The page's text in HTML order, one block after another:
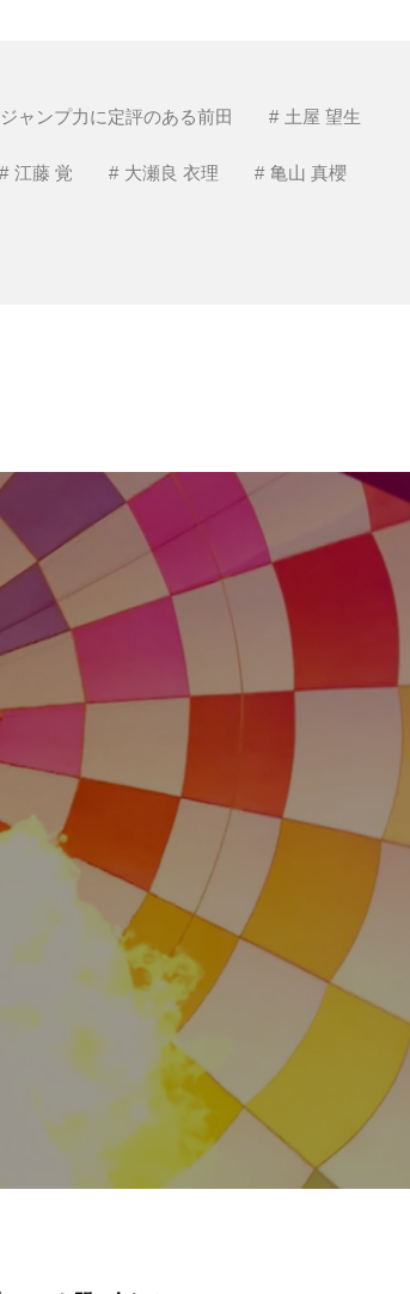
ジャンプ力に定評のある前田 土屋 望生
江藤 覚 大瀬良 衣理 亀山 真櫻